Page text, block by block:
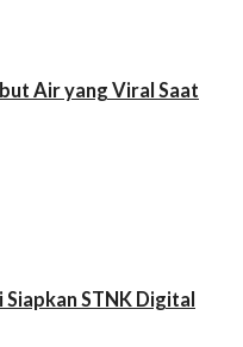
Air yang Viral Saat
STNK Digital